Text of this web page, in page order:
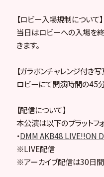
【ロビー入場規制について】
当日はロビーへの入場を
きます。
【ガラポンチャレンジ付き
ロビーにて開演時間の45
【配信について】
本公演は以下のプラットフ
・DMM AKB48 LIVE!!ON
※LIVE配信
※アーカイブ配信は30日